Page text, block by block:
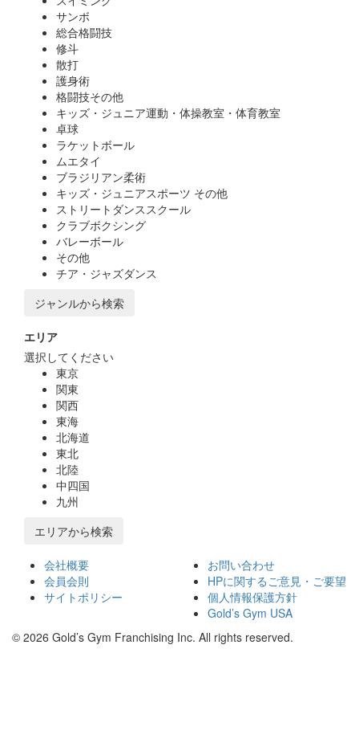
サンボ
総合格闘技
修斗
散打
護身術
格闘技その他
キッズ・ジュニア運動・体操教室・体育教室
卓球
ラケットボール
ムエタイ
ブラジリアン柔術
キッズ・ジュニアスポーツ その他
ストリートダンススクール
クラブボクシング
バレーボール
その他
チア・ジャズダンス
ジャンルから検索
エリア
選択してください
東京
関東
関西
東海
北海道
東北
北陸
中四国
九州
エリアから検索
会社概要
会員会則
サイトポリシー
お問い合わせ
HPに関するご意見・ご要望
個人情報保護方針
Gold’s Gym USA
© 2026 Gold’s Gym Franchising Inc. All rights reserved.